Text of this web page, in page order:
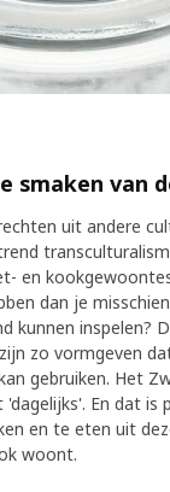
smaken van
uit andere
en
dan je
kunnen inspelen?
zo vormgeven
gebruiken. Het
'dagelijks'. En dat is
en te eten uit
woont.